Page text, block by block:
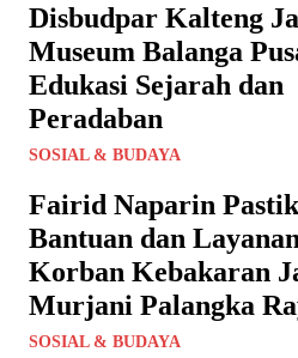
Disbudpar Kalteng
Museum Balanga
Edukasi Sejarah dan
Peradaban
SOSIAL & BUDAYA
Fairid Naparin
Bantuan dan
Korban Kebakaran
Murjani Palangka
SOSIAL & BUDAYA